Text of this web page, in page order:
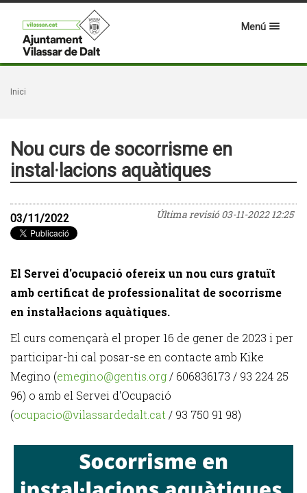
Menú
Inici
Nou curs de socorrisme en
instal·lacions aquàtiques
Última revisió03-11-2022 12:25
03/11/2022
El Servei d'ocupació ofereix un nou curs gratuït
amb certificat de professionalitat de socorrisme
en instal·lacions aquàtiques.
El curs començarà el proper 16 de gener de 2023 i per
participar-hi cal posar-se en contacte amb Kike
Megino (emegino@gentis.org/ 606836173 / 93 224 25
96) o amb el Servei d'Ocupació
(ocupacio@vilassardedalt.cat / 93 750 91 98)